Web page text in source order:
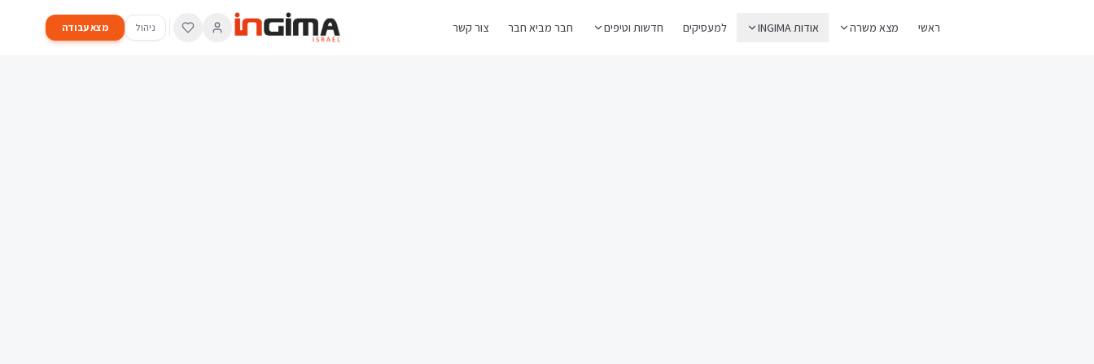
ראשי מצא משרה אודות INGIMA למעסיקים חדשות וטיפים חבר מביא חבר צור קשר ניהול מצא עבודה